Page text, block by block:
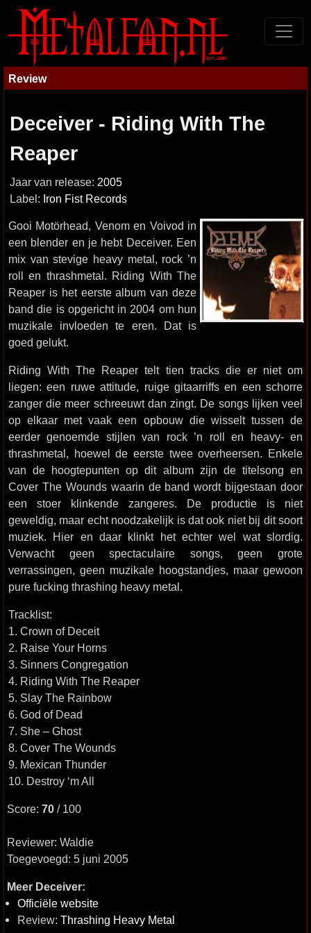
Review
Deceiver - Riding With The
Reaper
Jaar van release: 2005
Label: Iron Fist Records
Gooi Motörhead, Venom en Voivod in
een blender en je hebt Deceiver. Een
mix van stevige heavy metal, rock ’n
roll en thrashmetal. Riding With The
Reaper is het eerste album van deze
band die is opgericht in 2004 om hun
muzikale invloeden te eren. Dat is
goed gelukt.
Riding With The Reaper telt tien tracks die er niet om
liegen: een ruwe attitude, ruige gitaarriffs en een schorre
zanger die meer schreeuwt dan zingt. De songs lijken veel
op elkaar met vaak een opbouw die wisselt tussen de
eerder genoemde stijlen van rock ’n roll en heavy- en
thrashmetal, hoewel de eerste twee overheersen. Enkele
van de hoogtepunten op dit album zijn de titelsong en
Cover The Wounds waarin de band wordt bijgestaan door
een stoer klinkende zangeres. De productie is niet
geweldig, maar echt noodzakelijk is dat ook niet bij dit soort
muziek. Hier en daar klinkt het echter wel wat slordig.
Verwacht geen spectaculaire songs, geen grote
verrassingen, geen muzikale hoogstandjes, maar gewoon
pure fucking thrashing heavy metal.
Tracklist:
1. Crown of Deceit
2. Raise Your Horns
3. Sinners Congregation
4. Riding With The Reaper
5. Slay The Rainbow
6. God of Dead
7. She – Ghost
8. Cover The Wounds
9. Mexican Thunder
10. Destroy ‘m All
Score: 70 / 100
Reviewer: Waldie
Toegevoegd: 5 juni 2005
Meer Deceiver:
Officiële website
Review: Thrashing Heavy Metal